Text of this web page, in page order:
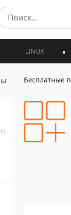
LINUX
Бесплатные